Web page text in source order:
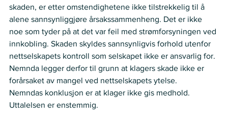
skaden, er etter omstendighetene ikke tilstrekkelig til å
alene sannsynliggjøre årsakssammenheng. Det er ikke
noe som tyder på at det var feil med strømforsyningen ved
innkobling. Skaden skyldes sannsynligvis forhold utenfor
nettselskapets kontroll som selskapet ikke er ansvarlig for.
Nemnda legger derfor til grunn at klagers skade ikke er
forårsaket av mangel ved nettselskapets ytelse.
Nemndas konklusjon er at klager ikke gis medhold.
Uttalelsen er enstemmig.